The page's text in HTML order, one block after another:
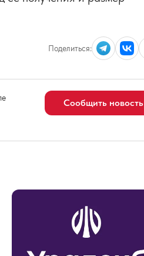
Поделиться:
Сообщить новость